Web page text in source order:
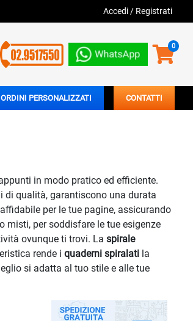
Accedi / Registrati
0
Sei un'azienda? ORDINI PERSONALIZZATI CONTATTI
in modo pratico ed efficiente.
di qualità, garantiscono una durata
per le tue pagine, assicurando
misti, per soddisfare le tue esigenze
ovunque ti trovi. La spirale
rende i quaderni spiralati la
si adatta al tuo stile e alle tue